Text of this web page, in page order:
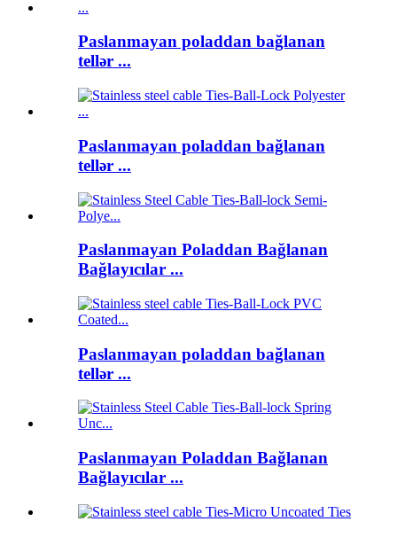
Paslanmayan poladdan bağlanan
tellər ...
Paslanmayan poladdan bağlanan
tellər ...
Paslanmayan Poladdan Bağlanan
Bağlayıcılar ...
Paslanmayan poladdan bağlanan
tellər ...
Paslanmayan Poladdan Bağlanan
Bağlayıcılar ...